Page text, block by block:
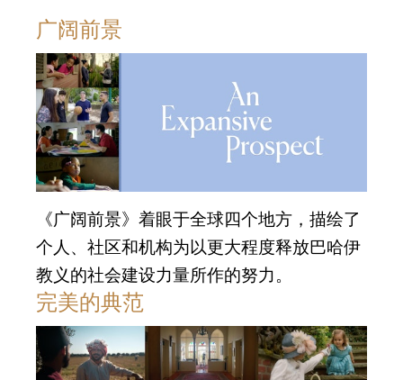
广阔前景
《广阔前景》着眼于全球四个地方，描绘了
个人、社区和机构为以更大程度释放巴哈伊
教义的社会建设力量所作的努力。
完美的典范